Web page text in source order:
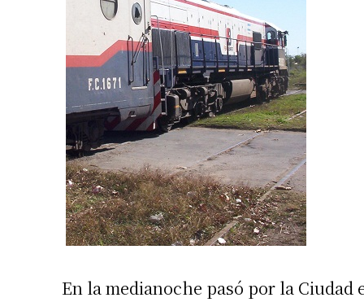
En la medianoche pasó por la